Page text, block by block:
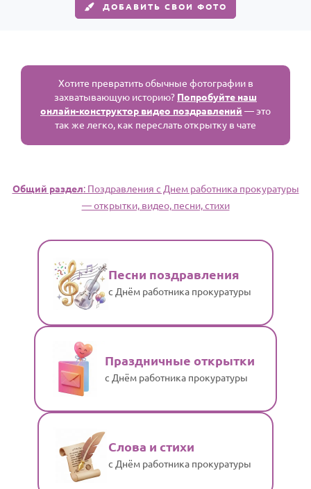
ДОБАВИТЬ СВОИ ФОТО
Хотите превратить обычные фотографии в
захватывающую историю? Попробуйте наш
онлайн-конструктор видео поздравлений — это
так же легко, как переслать открытку в чате
Общий раздел: Поздравления с Днем работника прокуратуры
— открытки, видео, песни, стихи
Песни поздравления
с Днём работника прокуратуры
Праздничные открытки
с Днём работника прокуратуры
Слова и стихи
с Днём работника прокуратуры